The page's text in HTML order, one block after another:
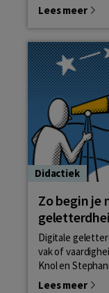
Lees meer
Didactiek
Zo begin je
Digitale
vak of
Knol en
Lees meer